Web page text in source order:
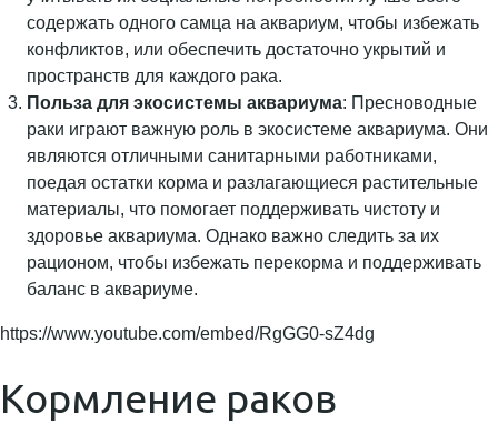
содержать одного самца на аквариум, чтобы избежать
конфликтов, или обеспечить достаточно укрытий и
пространств для каждого рака.
Польза для экосистемы аквариума: Пресноводные
раки играют важную роль в экосистеме аквариума. Они
являются отличными санитарными работниками,
поедая остатки корма и разлагающиеся растительные
материалы, что помогает поддерживать чистоту и
здоровье аквариума. Однако важно следить за их
рационом, чтобы избежать перекорма и поддерживать
баланс в аквариуме.
https://www.youtube.com/embed/RgGG0-sZ4dg
Кормление раков